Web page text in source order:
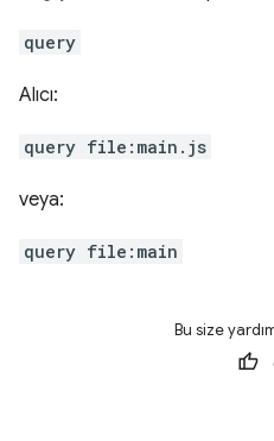
query
Alıcı:
query file:main.js
veya:
query file:main
Bu size